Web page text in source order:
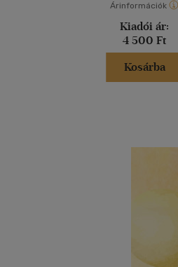
Árinformációk
Kiadói ár:
4 500 Ft
Kosárba